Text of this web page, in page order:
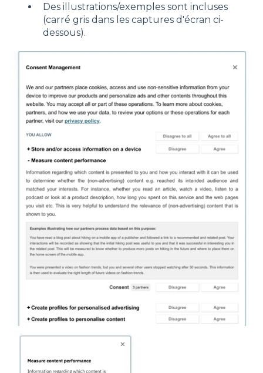
Des illustrations/exemples sont incluses
(carré gris dans les captures d'écran ci-
dessous).